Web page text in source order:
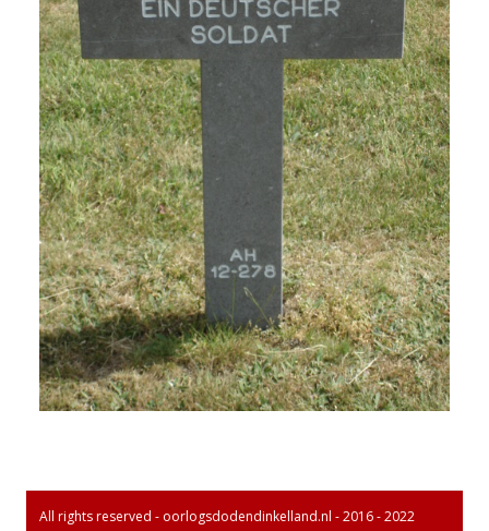
All rights reserved - oorlogsdodendinkelland.nl - 2016 - 2022